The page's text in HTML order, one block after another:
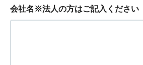
会社名※法人の方はご記入ください